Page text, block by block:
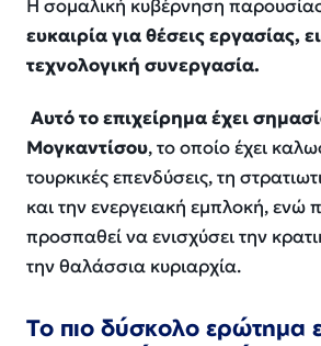
Η σομαλική κυβέρνηση
ευκαιρία για θέσεις εργασίας,
τεχνολογική συνεργασία.
Αυτό το επιχείρημα έχει
Μογκαντίσου, το οποίο έχει
τουρκικές επενδύσεις, τη
και την ενεργειακή εμπλοκή, ενώ
προσπαθεί να ενισχύσει την
την θαλάσσια κυριαρχία.
Το πιο δύσκολο ερώτημα